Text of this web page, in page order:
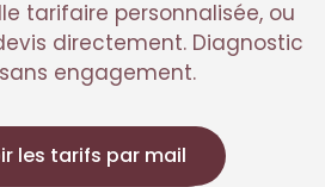
tarifaire personnalisée, ou
directement. Diagnostic
engagement.
les tarifs par mail